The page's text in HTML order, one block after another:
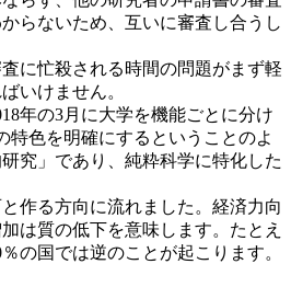
らないため、互いに審査し合うし
に忙殺される時間の問題がまず軽
いけません。
年の3月に大学を機能ごとに分け
色を明確にするということのよ
究」であり、純粋科学に特化した
作る方向に流れました。経済力向
は質の低下を意味します。たとえ
の国では逆のことが起こります。